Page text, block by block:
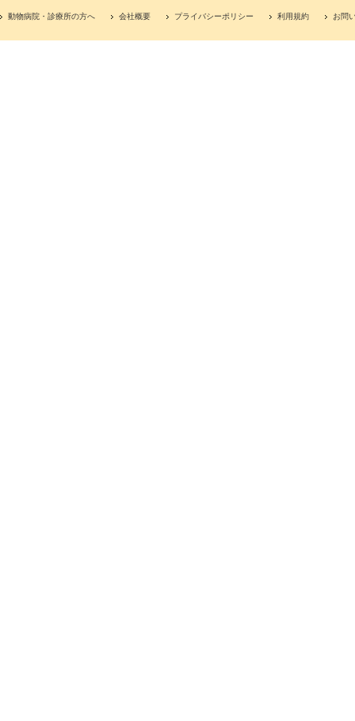
動物病院・診療所の方へ 会社概要 プライバシーポリシー 利用規約 お問